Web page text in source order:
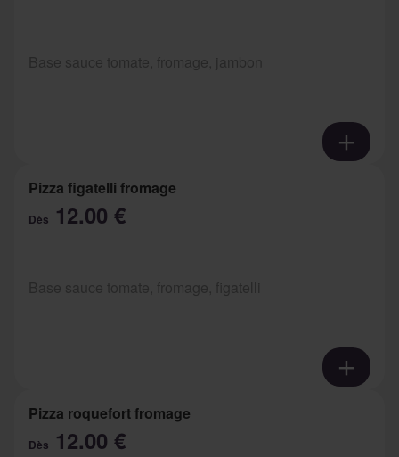
Pizza figatelli fromage
Dès 12.00 €
Pizza roquefort fromage
Dès 12.00 €